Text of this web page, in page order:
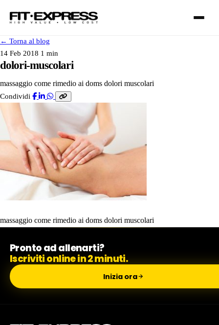
FRANCHISING
SERVIZI
I NOSTRI CLUB
Milano Missaglia
Lido di Camaiore
← Torna al blog
14 Feb 2018 1 min
dolori-muscolari
massaggio come rimedio ai doms dolori muscolari
Condividi
massaggio come rimedio ai doms dolori muscolari
Pronto ad allenarti?
Iscriviti online in 2 minuti.
Inizia ora